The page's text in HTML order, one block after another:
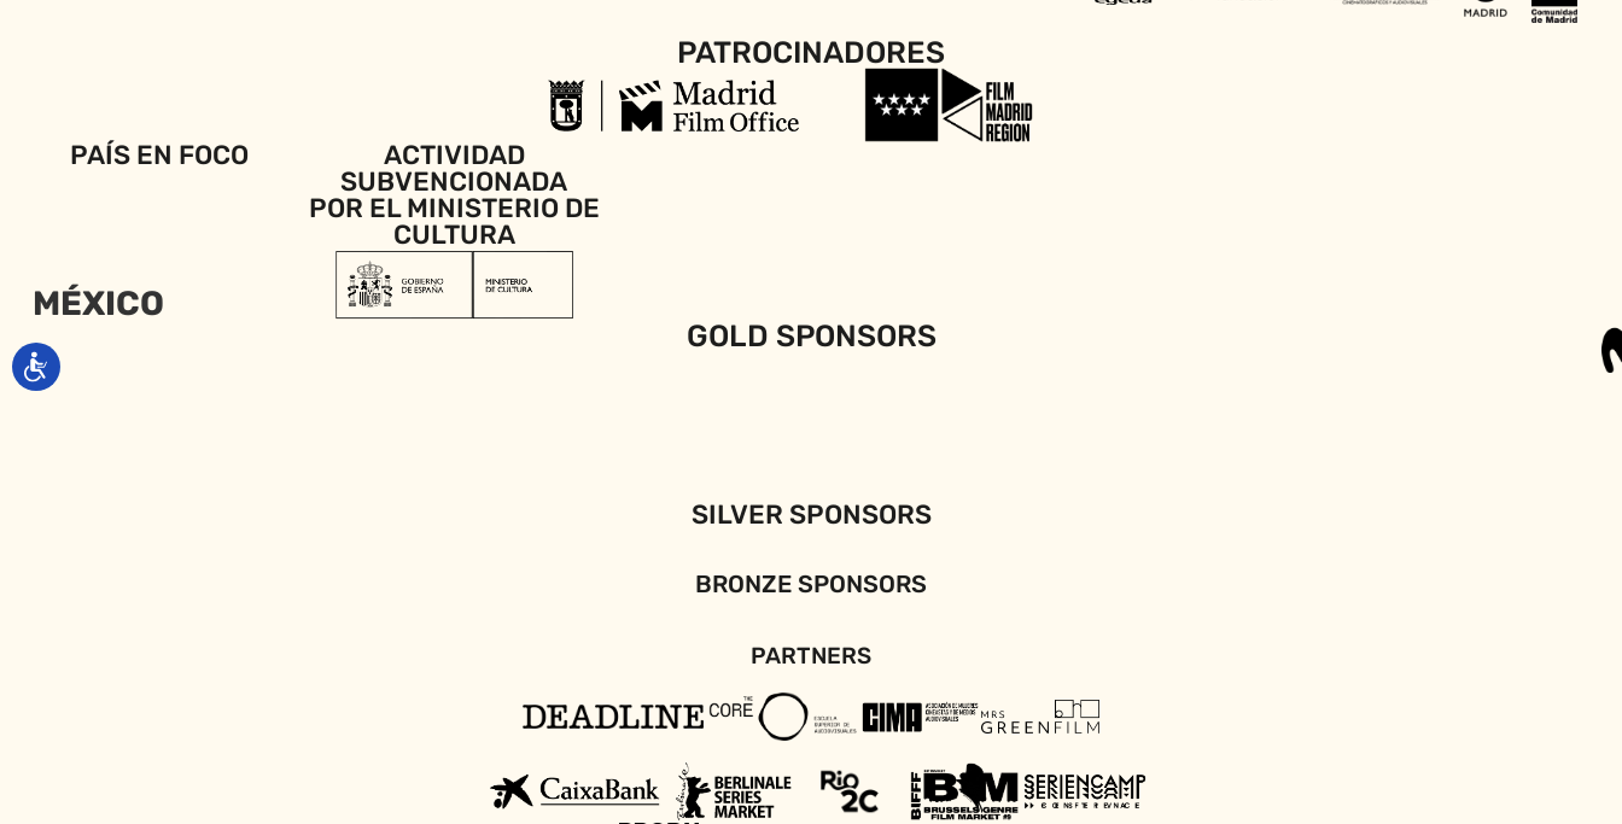
PATROCINADORES
PAÍS EN FOCO
MÉXICO
ACTIVIDAD
SUBVENCIONADA
POR EL MINISTERIO DE
CULTURA
GOLD SPONSORS
SILVER SPONSORS
BRONZE SPONSORS
PARTNERS